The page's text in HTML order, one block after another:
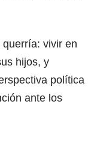
querría: vivir en
hijos, y
política
ante los